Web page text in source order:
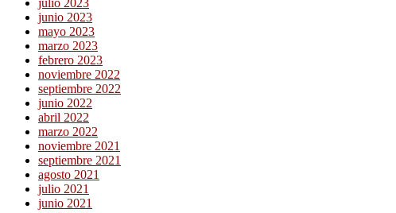
julio 2023
junio 2023
mayo 2023
marzo 2023
febrero 2023
noviembre 2022
septiembre 2022
junio 2022
abril 2022
marzo 2022
noviembre 2021
septiembre 2021
agosto 2021
julio 2021
junio 2021